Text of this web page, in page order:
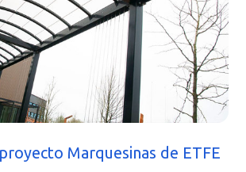
Marquesinas de ETFE